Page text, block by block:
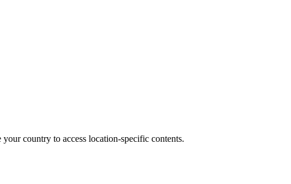
country to access location-specific contents.